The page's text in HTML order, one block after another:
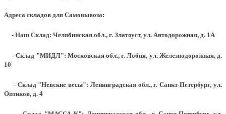
Адреса складов для Самовывоза:
- Наш Склад: Челябинская обл., г. Златоуст, ул. Автодорожная, д. 1А
- Склад "МИДЛ": Московская обл., г. Лобня, ул. Железнодорожная, д.
10
- Склад "Невские весы": Ленинградская обл., г. Санкт-Петербург, ул.
Оптиков, д. 4